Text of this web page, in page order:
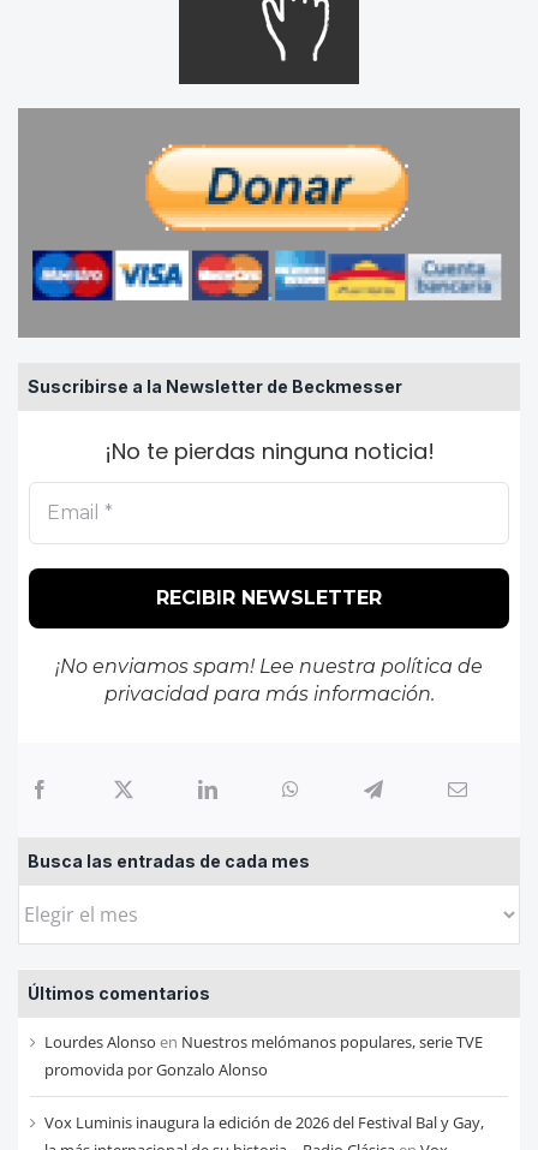
Suscribirse a la Newsletter de Beckmesser
¡No te pierdas ninguna noticia!
¡No enviamos spam! Lee nuestra política de
privacidadpara más información.
Busca las entradas de cada mes
Busca
entradas
de
cada
mes
Últimos comentarios
Lourdes Alonso en Nuestros melómanos populares, serie TVE
promovida por Gonzalo Alonso
Vox Luminis inaugura la edición de 2026 del Festival Bal y Gay,